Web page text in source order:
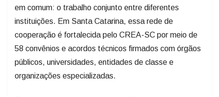
em comum: o trabalho conjunto entre diferentes
instituições. Em Santa Catarina, essa rede de
cooperação é fortalecida pelo CREA-SC por meio de
58 convênios e acordos técnicos firmados com órgãos
públicos, universidades, entidades de classe e
organizações especializadas.